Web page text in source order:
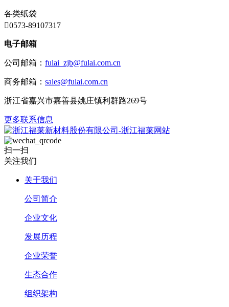
各类纸袋
0573-89107317
电子邮箱
公司邮箱： fulai_zjb@fulai.com.cn
商务邮箱： sales@fulai.com.cn
浙江省嘉兴市嘉善县姚庄镇利群路269号
更多联系信息
扫一扫
关注我们
关于我们
公司简介
企业文化
发展历程
企业荣誉
生态合作
组织架构